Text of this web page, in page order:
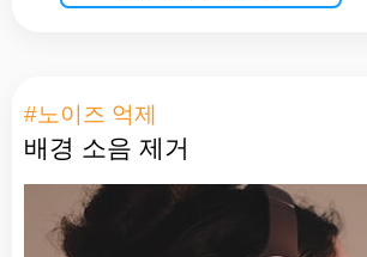
#노이즈 억제
배경 소음 제거